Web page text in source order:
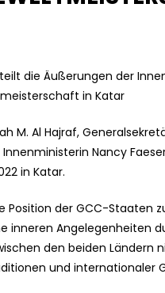
die Äußerungen der
in Katar
M. Al Hajraf,
Nancy
in Katar.
Position der GCC-Staaten
inneren Angelegenheiten
den beiden Ländern
und internationaler